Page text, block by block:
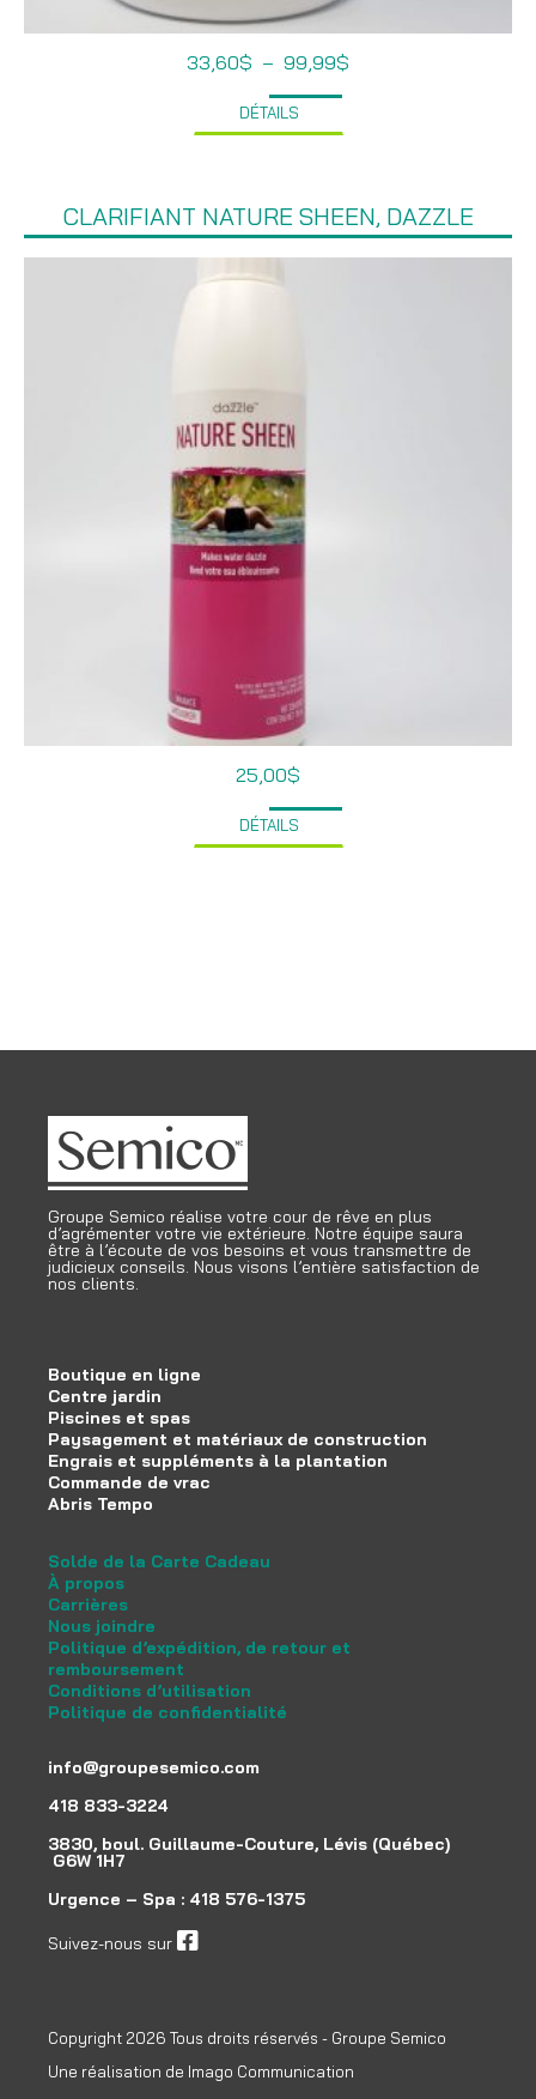
33,60$ – 99,99$
DÉTAILS
CLARIFIANT NATURE SHEEN, DAZZLE
25,00$
DÉTAILS
Groupe Semico réalise votre cour de rêve en plus
d’agrémenter votre vie extérieure. Notre équipe saura
être à l’écoute de vos besoins et vous transmettre de
judicieux conseils. Nous visons l’entière satisfaction de
nos clients.
Boutique en ligne
Centre jardin
Piscines et spas
Paysagement et matériaux de construction
Engrais et suppléments à la plantation
Commande de vrac
Abris Tempo
Solde de la Carte Cadeau
À propos
Carrières
Nous joindre
Politique d’expédition, de retour et
remboursement
Conditions d’utilisation
Politique de confidentialité
info@groupesemico.com
418 833-3224
3830, boul. Guillaume-Couture, Lévis (Québec)
G6W 1H7
Urgence – Spa : 418 576-1375
Suivez-nous sur
Copyright 2026 Tous droits réservés - Groupe Semico
Une réalisation de Imago Communication